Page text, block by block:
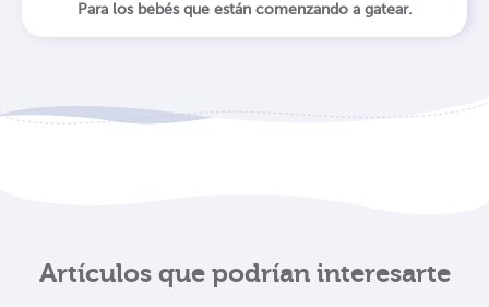
Para los bebés que están comenzando a gatear.
Artículos que podrían interesarte